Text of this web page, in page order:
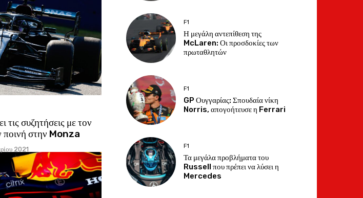
συζητήσεις με τον
στην Monza
2021
F1
Η μεγάλη αντεπίθεση της
McLaren: Οι προσδοκίες των
πρωταθλητών
F1
GP Ουγγαρίας: Σπουδαία νίκη
Norris, απογοήτευσε η Ferrari
F1
Τα μεγάλα προβλήματα του
Russell που πρέπει να λύσει η
Mercedes